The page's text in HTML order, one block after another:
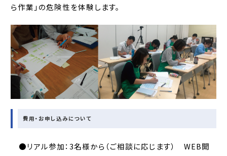
ら作業」の危険性を体験します。
費用・お申し込みについて
●リアル参加：3名様から（ご相談に応じます） WEB開